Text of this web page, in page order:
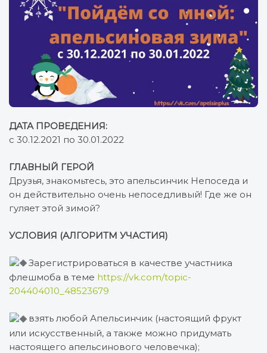
ДАТА ПРОВЕДЕНИЯ:
с 30.12.2021 по 30.01.2022
ГЛАВНЫЙ ГЕРОЙ
Друзья, знакомьтесь, это апельсинчик Непоседа и
он действительно очень непоседливый! Где же он
гуляет этой зимой?
УСЛОВИЯ (АЛГОРИТМ УЧАСТИЯ)
Зарегистрироваться в качестве участника
флешмоба в теме https://vk.com/topic-
204404010_48523679
взять любой Апельсинчик (настоящий фрукт
или искусственный, а также можно придумать
настоящего апельсинового человечка);